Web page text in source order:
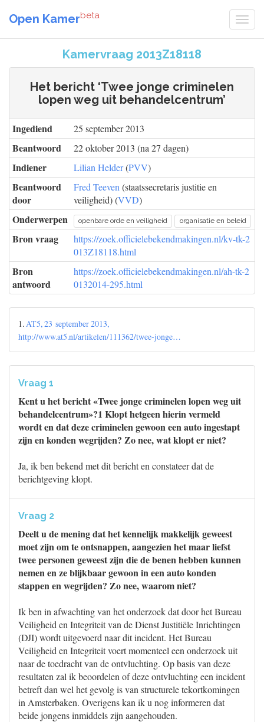
Open Kamerbeta
Kamervraag 2013Z18118
Het bericht ‘Twee jonge criminelen
lopen weg uit behandelcentrum’
Ingediend 25 september 2013
Beantwoord 22 oktober 2013 (na 27 dagen)
Indiener Lilian Helder(PVV)
Beantwoord
door
Fred Teeven (staatssecretaris justitie en
veiligheid) (VVD)
Onderwerpen openbare orde en veiligheid organisatie en beleid
Bron vraag
https://zoek.officielebekendmakingen.nl/kv-tk-2
013Z18118.html
Bron
antwoord
https://zoek.officielebekendmakingen.nl/ah-tk-2
0132014-295.html
1.AT5, 23 september 2013,
http://www.at5.nl/artikelen/111362/twee-jonge…
Vraag 1
Kent u het bericht «Twee jonge criminelen lopen weg uit
behandelcentrum»?1 Klopt hetgeen hierin vermeld
wordt en dat deze criminelen gewoon een auto ingestapt
zijn en konden wegrijden? Zo nee, wat klopt er niet?
Ja, ik ben bekend met dit bericht en constateer dat de
berichtgeving klopt.
Vraag 2
Deelt u de mening dat het kennelijk makkelijk geweest
moet zijn om te ontsnappen, aangezien het maar liefst
twee personen geweest zijn die de benen hebben kunnen
nemen en ze blijkbaar gewoon in een auto konden
stappen en wegrijden? Zo nee, waarom niet?
Ik ben in afwachting van het onderzoek dat door het Bureau
Veiligheid en Integriteit van de Dienst Justitiële Inrichtingen
(DJI) wordt uitgevoerd naar dit incident. Het Bureau
Veiligheid en Integriteit voert momenteel een onderzoek uit
naar de toedracht van de ontvluchting. Op basis van deze
resultaten zal ik beoordelen of deze ontvluchting een incident
betreft dan wel het gevolg is van structurele tekortkomingen
in Amsterbaken. Overigens kan ik u nog informeren dat
beide jongens inmiddels zijn aangehouden.